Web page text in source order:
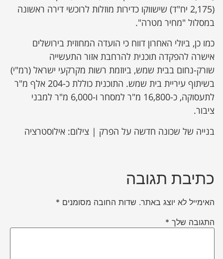
(2,175 יח"ד) שישווקו כדירות מוזלות לרוכשי דירה ראשונה
במסלול "מחיר מטרה".
כמו כן, ביולי האחרון דווח כי הועדה המחוזית בירושלים
אישרה להפקדה תוכנית להרחבת אזור התעשייה
שורק-נחום בבית שמש, ביוזמת רשות מקרקעי ישראל (רמ"י)
בשיתוף עיריית בית שמש. התוכנית כוללת כ-204 אלף מ"ר
לתעסוקה, כ-16,800 מ"ר למסחר ו-6,000 מ"ר למבני
ציבור.
בנייה של שכונה חדשה על הפרק | צילום: אילוסטרציה
כתיבת תגובה
האימייל לא יוצג באתר. שדות החובה מסומנים *
התגובה שלך *